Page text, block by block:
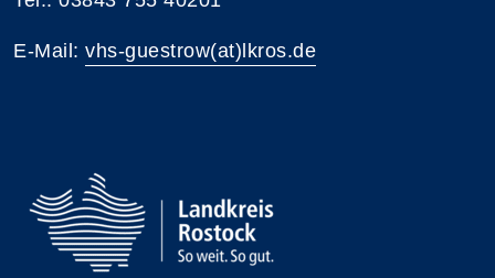
E-Mail: vhs-guestrow(at)lkros.de